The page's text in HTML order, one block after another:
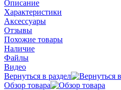
Описание
Характеристики
Аксессуары
Отзывы
Похожие товары
Наличие
Файлы
Видео
Вернуться в раздел
Обзор товара